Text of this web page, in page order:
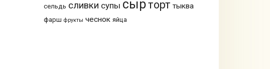
сельдь сливки супы сырторт тыква
фарш фрукты чеснок яйца